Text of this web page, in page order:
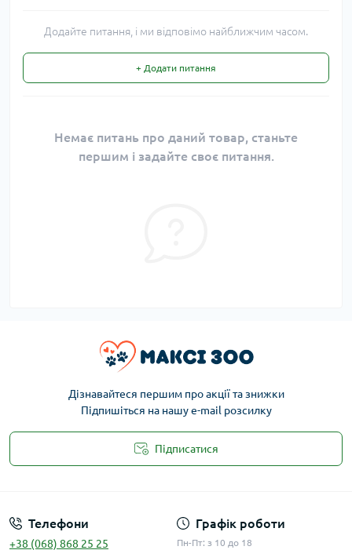
Додайте питання, і ми відповімо найближчим часом.
+ Додати питання
Немає питань про даний товар, станьте
першим і задайте своє питання.
Дізнавайтеся першим про акції та знижки
Підпишіться на нашу e-mail розсилку
Підписатися
Телефони
+38 (068) 868 25 25
Графік роботи
Пн-Пт: з 10 до 18